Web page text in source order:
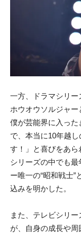
一方、ドラマシリー
ホウオウソルジャー
僕が芸能界に入っ
で、本当に10年越
す！」と喜びをあ
シリーズの中でも
ー唯一の“昭和戦士
込みを明かした。
また、テレビシリ
が、自身の成長や